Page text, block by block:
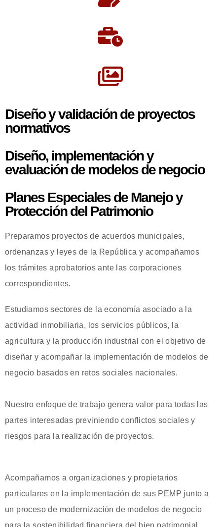
Diseño y validación de proyectos
normativos
Diseño, implementación y
evaluación de modelos de negocio
Planes Especiales de Manejo y
Protección del Patrimonio
Preparamos proyectos de acuerdos municipales,
ordenanzas y leyes de la República y acompañamos
los trámites aprobatorios ante las corporaciones
correspondientes.
Estudiamos sectores de la economía asociado a la
actividad inmobiliaria, los servicios públicos, la
agricultura y la producción industrial con el objetivo de
diseñar y acompañar la implementación de modelos de
negocio basados en retos sociales nacionales.
Nuestro enfoque de trabajo genera valor para todas las
partes interesadas previniendo conflictos sociales y
riesgos para la realización de proyectos.
Acompañamos a organizaciones y propietarios
particulares en la implementación de sus PEMP junto a
un proceso de modernización de modelos de negocio
para la sostenibilidad financiera del bien patrimonial.